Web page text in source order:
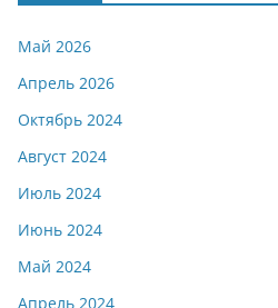
Май 2026
Апрель 2026
Октябрь 2024
Август 2024
Июль 2024
Июнь 2024
Май 2024
Апрель 2024